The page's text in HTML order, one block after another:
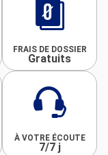
FRAIS DE DOSSIER
Gratuits
À VOTRE ÉCOUTE
7/7 j